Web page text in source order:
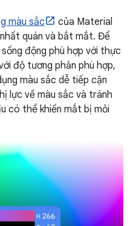
màu sắc
của Material
quán và bắt mắt. Để
động phù hợp với thực
độ tương phản phù hợp,
màu sắc dễ tiếp cận
lực về màu sắc và tránh
có thể khiến mắt bị mỏi